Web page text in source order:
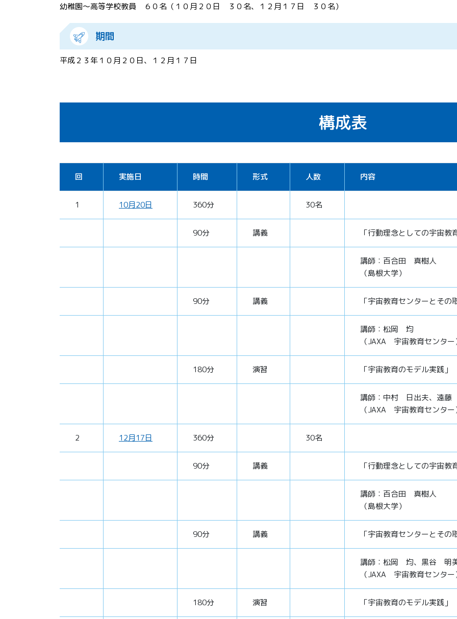
幼稚園～高等学校教員 ６０名（１０月２０日 ３０名、１２月１７日 ３０名）
期間
平成２３年１０月２０日、１２月１７日
構成表
回 実施日 時間 形式 人数 内容
1 10月20日 360分 30名
90分 講義 「行動理念としての宇宙教
講師：百合田 真樹人
（島根大学）
90分 講義 「宇宙教育センターとその
講師：松岡 均
（JAXA 宇宙教育センター
180分 演習 「宇宙教育のモデル実践」
講師：中村 日出夫、遠
（JAXA 宇宙教育センター
2 12月17日 360分 30名
90分 講義 「行動理念としての宇宙教
講師：百合田 真樹人
（島根大学）
90分 講義 「宇宙教育センターとその
講師：松岡 均、黒谷 明
（JAXA 宇宙教育センター
180分 演習 「宇宙教育のモデル実践」